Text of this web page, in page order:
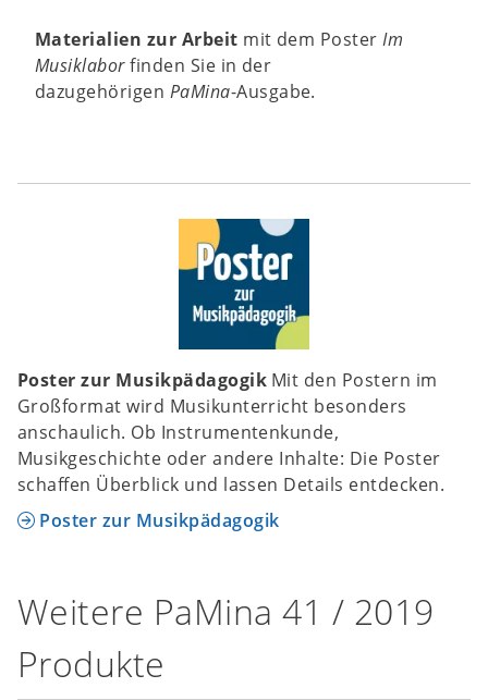
Materialien zur Arbeit mit dem PosterIm
Musiklaborfinden Sie in der
dazugehörigen PaMina-Ausgabe.
Poster zur Musikpädagogik Mit den Postern im
Großformat wird Musikunterricht besonders
anschaulich. Ob Instrumentenkunde,
Musikgeschichte oder andere Inhalte: Die Poster
schaffen Überblick und lassen Details entdecken.
Poster zur Musikpädagogik
Weitere PaMina 41 / 2019
Produkte